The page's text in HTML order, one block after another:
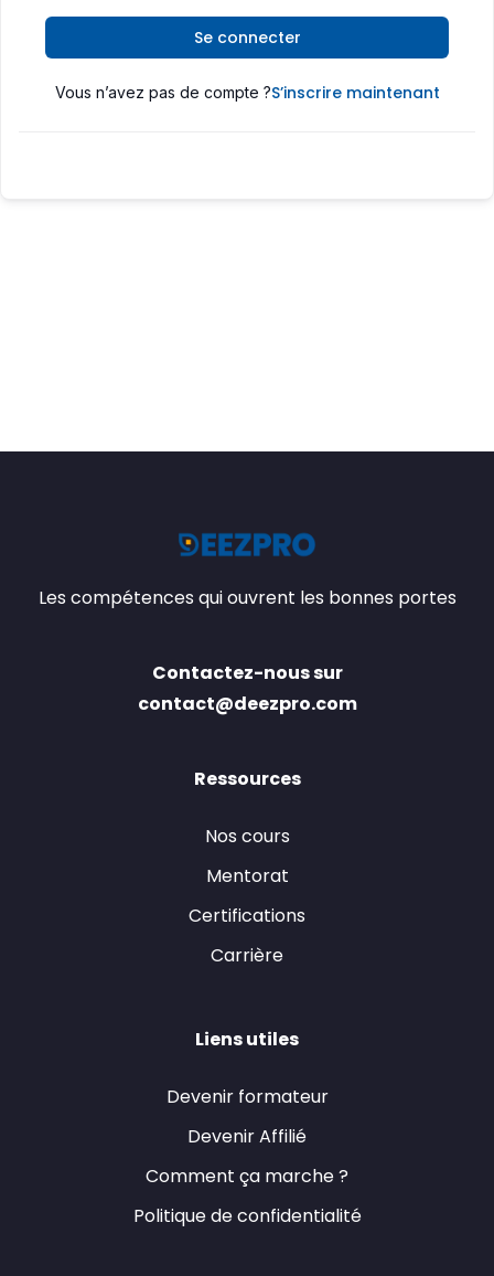
Se connecter
Vous n’avez pas de compte ?S’inscrire maintenant
Les compétences qui ouvrent les bonnes portes
Contactez-nous sur
contact@deezpro.com
Ressources
Nos cours
Mentorat
Certifications
Carrière
Liens utiles
Devenir formateur
Devenir Affilié
Comment ça marche ?
Politique de confidentialité